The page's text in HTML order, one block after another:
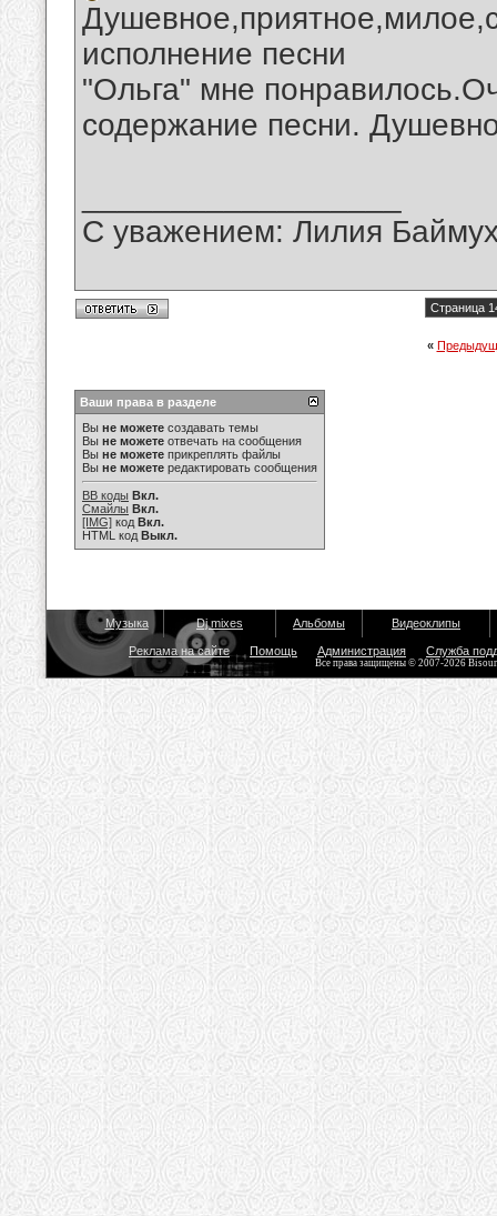
исполнение песни
"Ольга" мне
содержание песни.
С уважением: Лилия
Страница
«
Ваши права в разделе
Вы не можете создавать темы
Вы не можете отвечать на сообщения
Вы не можете прикреплять файлы
Вы не можете редактировать сообщения
BB коды Вкл.
Смайлы Вкл.
[IMG] код Вкл.
HTML код Выкл.
Музыка Dj mixes Альбомы Видеоклипы
Реклама на сайте Помощь Администрация Служба
Все права защищены © 2007-2026